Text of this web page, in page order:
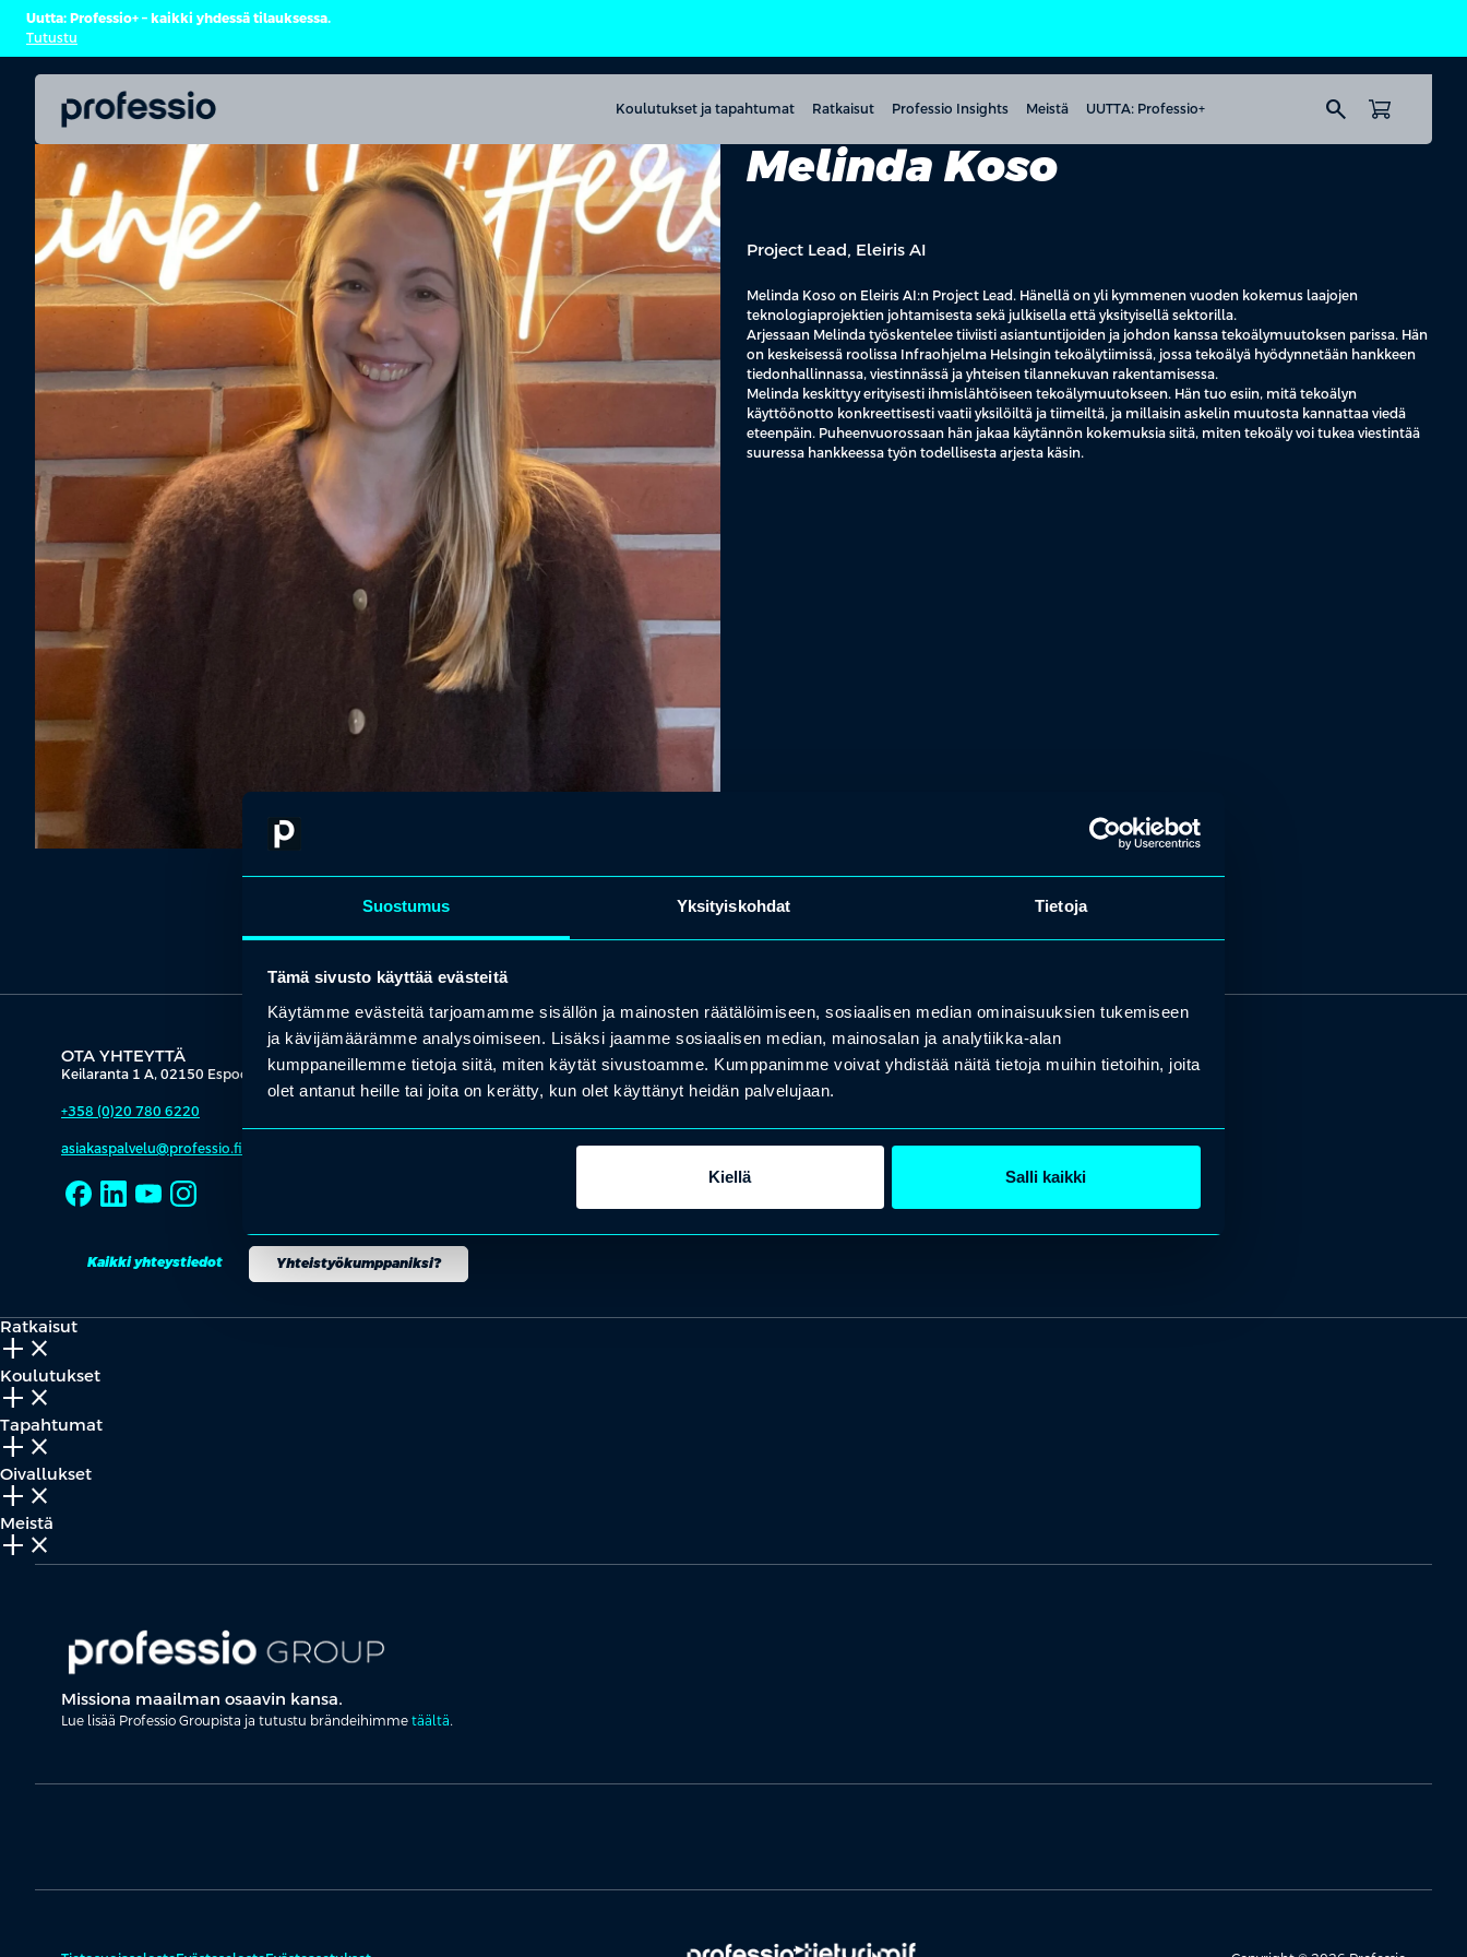
Suostumus Yksityiskohdat Tietoja
Tämä sivusto käyttää evästeitä
Käytämme evästeitä tarjoamamme sisällön ja mainosten räätälöimiseen, sosiaalisen median ominaisuuksien tukemiseen
ja kävijämäärämme analysoimiseen. Lisäksi jaamme sosiaalisen median, mainosalan ja analytiikka-alan
kumppaneillemme tietoja siitä, miten käytät sivustoamme. Kumppanimme voivat yhdistää näitä tietoja muihin tietoihin, joita
olet antanut heille tai joita on kerätty, kun olet käyttänyt heidän palvelujaan.
Kiellä Salli kaikki
Uutta: Professio+ – kaikki yhdessä tilauksessa.
Tutustu
Koulutukset ja tapahtumat Ratkaisut Professio Insights Meistä UUTTA: Professio+ search
Melinda Koso
Project Lead, Eleiris AI
Melinda Koso on Eleiris AI:n Project Lead. Hänellä on yli kymmenen vuoden kokemus laajojen
teknologiaprojektien johtamisesta sekä julkisella että yksityisellä sektorilla.
Arjessaan Melinda työskentelee tiiviisti asiantuntijoiden ja johdon kanssa tekoälymuutoksen parissa. Hän
on keskeisessä roolissa Infraohjelma Helsingin tekoälytiimissä, jossa tekoälyä hyödynnetään hankkeen
tiedonhallinnassa, viestinnässä ja yhteisen tilannekuvan rakentamisessa.
Melinda keskittyy erityisesti ihmislähtöiseen tekoälymuutokseen. Hän tuo esiin, mitä tekoälyn
käyttöönotto konkreettisesti vaatii yksilöiltä ja tiimeiltä, ja millaisin askelin muutosta kannattaa viedä
eteenpäin. Puheenvuorossaan hän jakaa käytännön kokemuksia siitä, miten tekoäly voi tukea viestintää
suuressa hankkeessa työn todellisesta arjesta käsin.
OTA YHTEYTTÄ
Keilaranta 1 A, 02150 Espoo
+358 (0)20 780 6220
asiakaspalvelu@professio.fi
Kaikki yhteystiedot Yhteistyökumppaniksi?
Ratkaisut
add_2 close
Koulutukset
add_2 close
Tapahtumat
add_2 close
Oivallukset
add_2 close
Meistä
add_2 close
Missiona maailman osaavin kansa.
Lue lisää Professio Groupista ja tutustu brändeihimme täältä.